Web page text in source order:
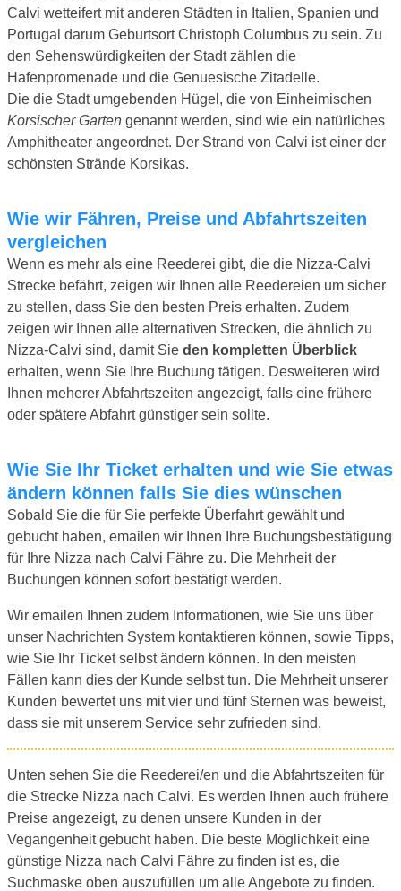
Calvi wetteifert mit anderen Städten in Italien, Spanien und
Portugal darum Geburtsort Christoph Columbus zu sein. Zu
den Sehenswürdigkeiten der Stadt zählen die
Hafenpromenade und die Genuesische Zitadelle.
Die die Stadt umgebenden Hügel, die von Einheimischen
Korsischer Garten genannt werden, sind wie ein natürliches
Amphitheater angeordnet. Der Strand von Calvi ist einer der
schönsten Strände Korsikas.
Wie wir Fähren, Preise und Abfahrtszeiten
vergleichen
Wenn es mehr als eine Reederei gibt, die die Nizza-Calvi
Strecke befährt, zeigen wir Ihnen alle Reedereien um sicher
zu stellen, dass Sie den besten Preis erhalten. Zudem
zeigen wir Ihnen alle alternativen Strecken, die ähnlich zu
Nizza-Calvi sind, damit Sie den kompletten Überblick
erhalten, wenn Sie Ihre Buchung tätigen. Desweiteren wird
Ihnen meherer Abfahrtszeiten angezeigt, falls eine frühere
oder spätere Abfahrt günstiger sein sollte.
Wie Sie Ihr Ticket erhalten und wie Sie etwas
ändern können falls Sie dies wünschen
Sobald Sie die für Sie perfekte Überfahrt gewählt und
gebucht haben, emailen wir Ihnen Ihre Buchungsbestätigung
für Ihre Nizza nach Calvi Fähre zu. Die Mehrheit der
Buchungen können sofort bestätigt werden.
Wir emailen Ihnen zudem Informationen, wie Sie uns über
unser Nachrichten System kontaktieren können, sowie Tipps,
wie Sie Ihr Ticket selbst ändern können. In den meisten
Fällen kann dies der Kunde selbst tun. Die Mehrheit unserer
Kunden bewertet uns mit vier und fünf Sternen was beweist,
dass sie mit unserem Service sehr zufrieden sind.
Unten sehen Sie die Reederei/en und die Abfahrtszeiten für
die Strecke Nizza nach Calvi. Es werden Ihnen auch frühere
Preise angezeigt, zu denen unsere Kunden in der
Vegangenheit gebucht haben. Die beste Möglichkeit eine
günstige Nizza nach Calvi Fähre zu finden ist es, die
Suchmaske oben auszufüllen um alle Angebote zu finden.